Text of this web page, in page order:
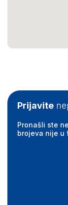
Prijavite
Pronašli ste
brojeva nije u